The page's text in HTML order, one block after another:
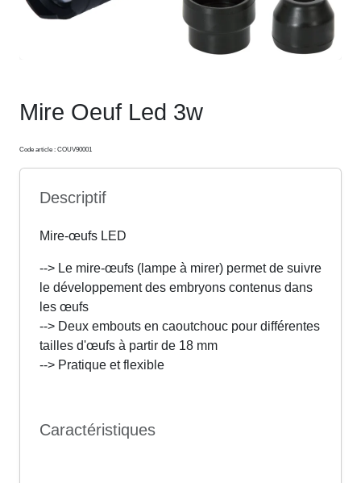
Mire Oeuf Led 3w
Code article : COUV90001
Descriptif
Mire-œufs LED
--> Le mire-œufs (lampe à mirer) permet de suivre
le développement des embryons contenus dans
les œufs
--> Deux embouts en caoutchouc pour différentes
tailles d'œufs à partir de 18 mm
--> Pratique et flexible
Caractéristiques